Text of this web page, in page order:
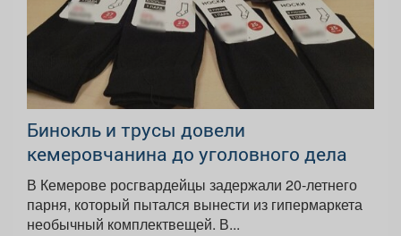
Бинокль и трусы довели
кемеровчанина до уголовного дела
В Кемерове росгвардейцы задержали 20-летнего
парня, который пытался вынести из гипермаркета
необычный комплектвещей. В...